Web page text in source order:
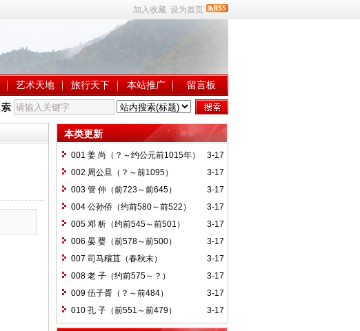
加入收藏 设为首页
艺术天地 旅行天下 本站推广 留言板
本类更新
3-17
001 姜 尚（？～约公元前1015年）
3-17
002 周公旦（？～前1095）
3-17
003 管 仲（前723～前645）
3-17
004 公孙侨（约前580～前522）
3-17
005 邓 析（约前545～前501）
3-17
006 晏 婴（前578～前500）
3-17
007 司马穰苴（春秋末）
3-17
008 老 子（约前575～？）
3-17
009 伍子胥（？～前484）
3-17
010 孔 子（前551～前479）